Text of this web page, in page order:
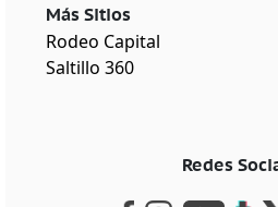
Más Sitios
Rodeo Capital
Saltillo 360
Redes